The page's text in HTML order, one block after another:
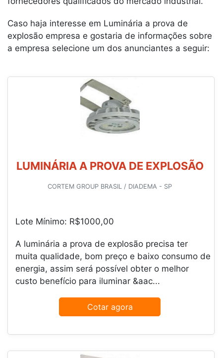
Caso haja interesse em Luminária a prova de
explosão empresa e gostaria de informações sobre
a empresa selecione um dos anunciantes a seguir:
LUMINÁRIA A PROVA DE EXPLOSÃO
CORTEM GROUP BRASIL / DIADEMA - SP
Lote Mínimo: R$1000,00
A luminária a prova de explosão precisa ter
muita qualidade, bom preço e baixo consumo de
energia, assim será possível obter o melhor
custo benefício para iluminar &aac...
Cotar agora